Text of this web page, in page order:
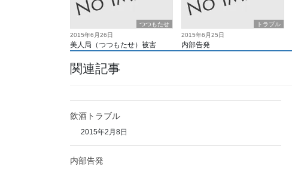
つつもたせ
2015年6月26日
美人局（つつもたせ）被害
トラブル
2015年6月25日
内部告発
関連記事
飲酒トラブル
2015年2月8日
内部告発